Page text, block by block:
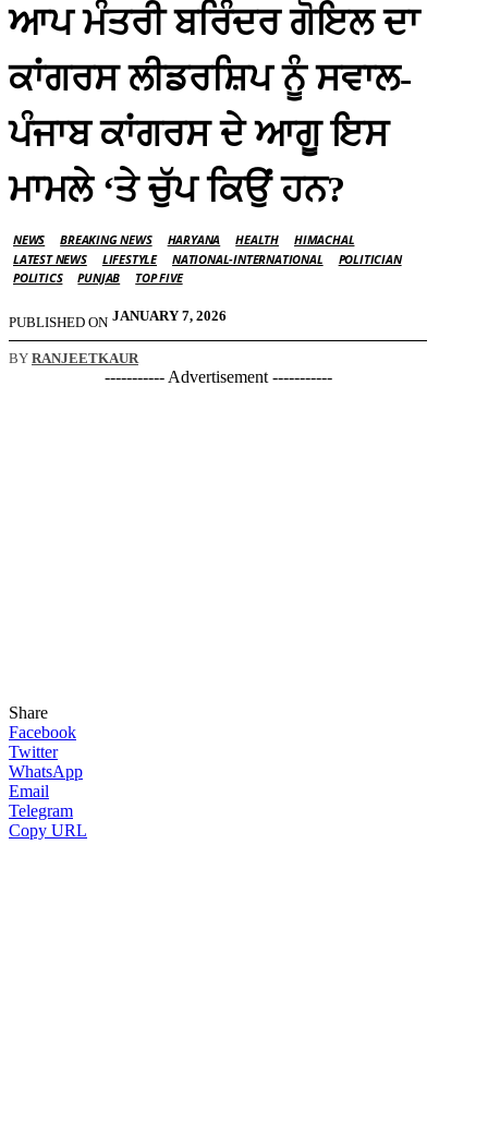
ਆਪ ਮੰਤਰੀ ਬਰਿੰਦਰ ਗੋਇਲ ਦਾ
ਕਾਂਗਰਸ ਲੀਡਰਸ਼ਿਪ ਨੂੰ ਸਵਾਲ-
ਪੰਜਾਬ ਕਾਂਗਰਸ ਦੇ ਆਗੂ ਇਸ
ਮਾਮਲੇ ‘ਤੇ ਚੁੱਪ ਕਿਉਂ ਹਨ?
NEWS BREAKING NEWS HARYANA HEALTH
HIMACHAL
LATEST NEWS
LIFESTYLE NATIONAL-INTERNATIONAL
POLITICIAN
POLITICS
PUNJAB TOP FIVE
PUBLISHED ON JANUARY 7, 2026
BY RANJEETKAUR
----------- Advertisement -----------
Share
Facebook
Twitter
WhatsApp
Email
Telegram
Copy URL